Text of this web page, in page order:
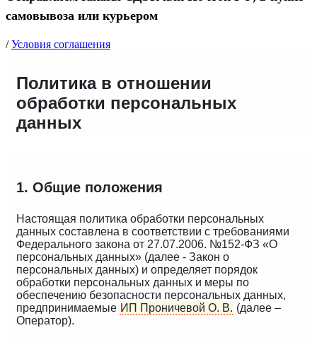
самовывоза или курьером
/Условия соглашения
Политика в отношении
обработки персональных
данных
1. Общие положения
Настоящая политика обработки персональных
данных составлена в соответствии с требованиями
Федерального закона от 27.07.2006. №152-ФЗ «О
персональных данных» (далее - Закон о
персональных данных) и определяет порядок
обработки персональных данных и меры по
обеспечению безопасности персональных данных,
предпринимаемые ИП Проничевой О. В. (далее –
Оператор).